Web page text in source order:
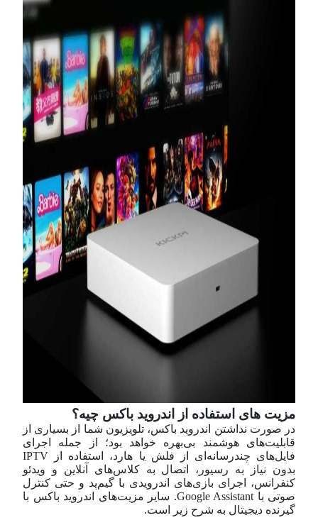
مزیت های استفاده از اندروید باکس چیه؟
در صورت نداشتن اندروید باکس، تلویزیون شما از بسیاری از
قابلیت‌های هوشمند بی‌بهره خواهد بود؛ از جمله اجرای
فایل‌های چندرسانه‌ای از فلش یا هارد، استفاده از IPTV
بدون نیاز به رسیور، اتصال به کلاس‌های آنلاین و ویدئو
کنفرانس، اجرای بازی‌های اندرویدی با گیم‌پد و حتی کنترل
صوتی با Google Assistant. سایر مزیت‌های اندروید باکس با
گیرنده دیجیتال به شرح زیر است.